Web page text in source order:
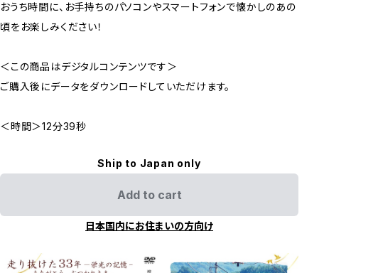
おうち時間に、お手持ちのパソコンやスマートフォンで懐かしのあの
頃をお楽しみください！
＜この商品はデジタルコンテンツです＞
ご購入後にデータをダウンロードしていただけます。
＜時間＞12分39秒
Ship to Japan only
Add to cart
日本国内にお住まいの方向け